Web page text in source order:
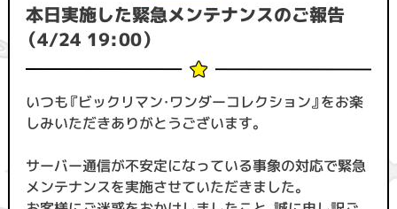
本日実施した緊急メンテナンスのご報告
（4/24 19:00）
いつも『ビックリマン・ワンダーコレクション』をお楽
しみいただきありがとうございます。
サーバー通信が不安定になっている事象の対応で緊急
メンテナンスを実施させていただきました。